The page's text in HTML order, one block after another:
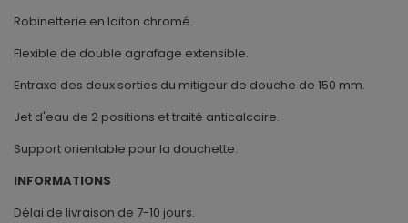
Robinetterie en laiton chromé.
Flexible de double agrafage extensible.
Entraxe des deux sorties du mitigeur de douche de 150 mm.
Jet d'eau de 2 positions et traité anticalcaire.
Support orientable pour la douchette.
INFORMATIONS
Délai de livraison de 7-10 jours.